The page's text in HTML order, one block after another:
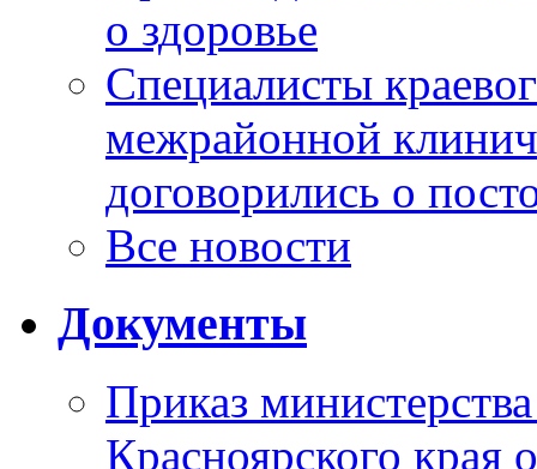
о здоровье
Специалисты
межрайонной
договорились о
Все новости
Документы
Приказ
Красноярского